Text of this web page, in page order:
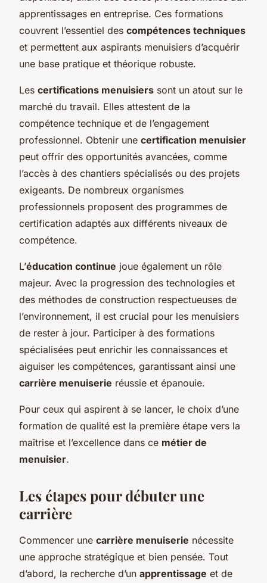
apprentissages en entreprise. Ces formations
couvrent l’essentiel des compétences techniques
et permettent aux aspirants menuisiers d’acquérir
une base pratique et théorique robuste.
Les certifications menuisiers sont un atout sur le
marché du travail. Elles attestent de la
compétence technique et de l’engagement
professionnel. Obtenir une certification menuisier
peut offrir des opportunités avancées, comme
l’accès à des chantiers spécialisés ou des projets
exigeants. De nombreux organismes
professionnels proposent des programmes de
certification adaptés aux différents niveaux de
compétence.
L’éducation continue joue également un rôle
majeur. Avec la progression des technologies et
des méthodes de construction respectueuses de
l’environnement, il est crucial pour les menuisiers
de rester à jour. Participer à des formations
spécialisées peut enrichir les connaissances et
aiguiser les compétences, garantissant ainsi une
carrière menuiserie réussie et épanouie.
Pour ceux qui aspirent à se lancer, le choix d’une
formation de qualité est la première étape vers la
maîtrise et l’excellence dans ce métier de
menuisier.
Les étapes pour débuter une
carrière
Commencer une carrière menuiserie nécessite
une approche stratégique et bien pensée. Tout
d’abord, la recherche d’un apprentissage et de